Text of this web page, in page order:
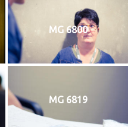
MG 6800
MG 6819